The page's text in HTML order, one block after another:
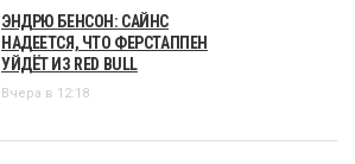
ЭНДРЮ БЕНСОН: САЙНС
НАДЕЕТСЯ, ЧТО ФЕРСТАППЕН
УЙДЁТ ИЗ RED BULL
Вчера в 12:18